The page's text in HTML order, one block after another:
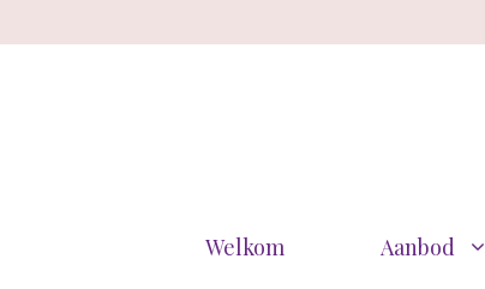
Welkom Aanbod